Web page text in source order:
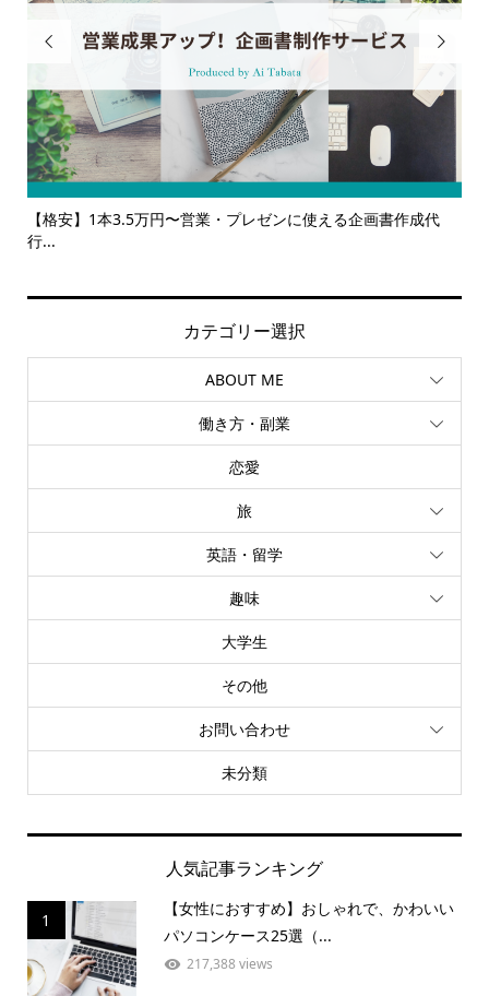

企画書作成代
【サービス一覧】広報・企画・デザインの単発依頼

カテゴリー選択
ABOUT ME
働き方・副業
恋愛
旅
英語・留学
趣味
大学生
その他
お問い合わせ
未分類
人気記事ランキング
1
【女性におすすめ】おしゃれで、かわいい
パソコンケース25選（...
217,388 views